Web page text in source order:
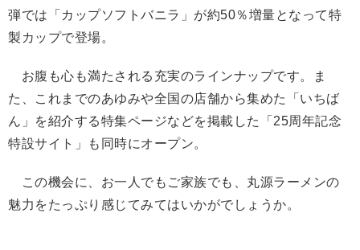
弾では「カップソフトバニラ」が約50％増量となって特
製カップで登場。
お腹も心も満たされる充実のラインナップです。ま
た、これまでのあゆみや全国の店舗から集めた「いちば
ん」を紹介する特集ページなどを掲載した「25周年記念
特設サイト」も同時にオープン。
この機会に、お一人でもご家族でも、丸源ラーメンの
魅力をたっぷり感じてみてはいかがでしょうか。